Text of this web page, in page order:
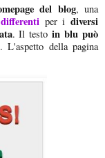
del blog, una
per idiversi
. Il testoin blu può
. L'aspetto della pagina